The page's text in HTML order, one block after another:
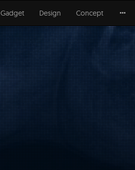
Gadget Design Concept